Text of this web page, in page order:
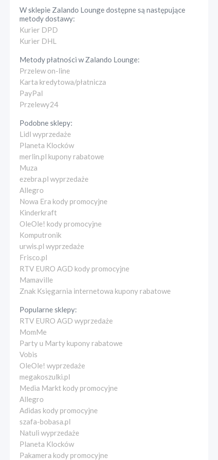
W sklepie Zalando Loungedostępne są następujące
metody dostawy:
Kurier DPD
Kurier DHL
Metody płatności wZalando Lounge:
Przelew on-line
Karta kredytowa/płatnicza
PayPal
Przelewy24
Podobne sklepy:
Lidl wyprzedaże
Planeta Klocków
merlin.pl kupony rabatowe
Muza
ezebra.pl wyprzedaże
Allegro
Nowa Era kody promocyjne
Kinderkraft
OleOle! kody promocyjne
Komputronik
urwis.pl wyprzedaże
Frisco.pl
RTV EURO AGD kody promocyjne
Mamaville
Znak Księgarnia internetowa kupony rabatowe
Popularne sklepy:
RTV EURO AGD wyprzedaże
MomMe
Party u Marty kupony rabatowe
Vobis
OleOle! wyprzedaże
megakoszulki.pl
Media Markt kody promocyjne
Allegro
Adidas kody promocyjne
szafa-bobasa.pl
Natuli wyprzedaże
Planeta Klocków
Pakamera kody promocyjne